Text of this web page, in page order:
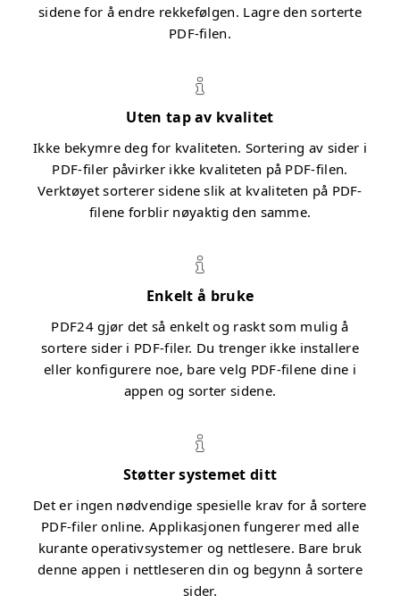
sidene for å endre rekkefølgen. Lagre den sorterte
PDF-filen.
Uten tap av kvalitet
Ikke bekymre deg for kvaliteten. Sortering av sider i
PDF-filer påvirker ikke kvaliteten på PDF-filen.
Verktøyet sorterer sidene slik at kvaliteten på PDF-
filene forblir nøyaktig den samme.
Enkelt å bruke
PDF24 gjør det så enkelt og raskt som mulig å
sortere sider i PDF-filer. Du trenger ikke installere
eller konfigurere noe, bare velg PDF-filene dine i
appen og sorter sidene.
Støtter systemet ditt
Det er ingen nødvendige spesielle krav for å sortere
PDF-filer online. Applikasjonen fungerer med alle
kurante operativsystemer og nettlesere. Bare bruk
denne appen i nettleseren din og begynn å sortere
sider.